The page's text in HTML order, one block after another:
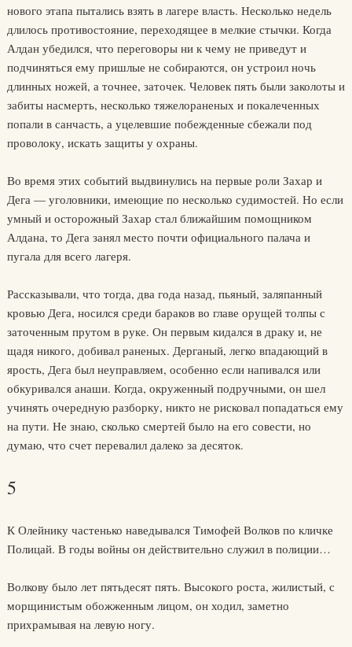
нового этапа пытались взять в лагере власть. Несколько недель
длилось противостояние, переходящее в мелкие стычки. Когда
Алдан убедился, что переговоры ни к чему не приведут и
подчиняться ему пришлые не собираются, он устроил ночь
длинных ножей, а точнее, заточек. Человек пять были заколоты и
забиты насмерть, несколько тяжелораненых и покалеченных
попали в санчасть, а уцелевшие побежденные сбежали под
проволоку, искать защиты у охраны.
Во время этих событий выдвинулись на первые роли Захар и
Дега — уголовники, имеющие по несколько судимостей. Но если
умный и осторожный Захар стал ближайшим помощником
Алдана, то Дега занял место почти официального палача и
пугала для всего лагеря.
Рассказывали, что тогда, два года назад, пьяный, заляпанный
кровью Дега, носился среди бараков во главе орущей толпы с
заточенным прутом в руке. Он первым кидался в драку и, не
щадя никого, добивал раненых. Дерганый, легко впадающий в
ярость, Дега был неуправляем, особенно если напивался или
обкуривался анаши. Когда, окруженный подручными, он шел
учинять очередную разборку, никто не рисковал попадаться ему
на пути. Не знаю, сколько смертей было на его совести, но
думаю, что счет перевалил далеко за десяток.
5
К Олейнику частенько наведывался Тимофей Волков по кличке
Полицай. В годы войны он действительно служил в полиции…
Волкову было лет пятьдесят пять. Высокого роста, жилистый, с
морщинистым обожженным лицом, он ходил, заметно
прихрамывая на левую ногу.